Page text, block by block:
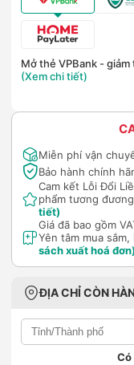
Mở thẻ VPBank -
(Xem chi tiết)
Miễn phí vận
Bảo hành chính
Cam kết Lỗi Đổi
phẩm tương
tiết)
Giá đã bao gồm
Yên tâm mua
sách xuất hoá đơn)
ĐỊA CHỈ CÒN
Có